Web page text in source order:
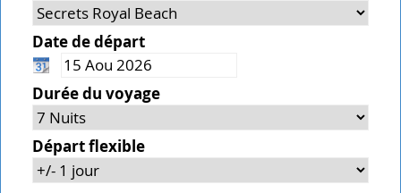
Date de départ
Durée du voyage
Départ flexible